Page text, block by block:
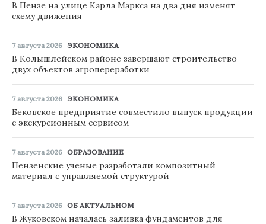
В Пензе на улице Карла Маркса на два дня изменят
схему движения
7 августа 2026 ЭКОНОМИКА
В Колышлейском районе завершают строительство
двух объектов агропереработки
7 августа 2026 ЭКОНОМИКА
Бековское предприятие совместило выпуск продукции
с экскурсионным сервисом
7 августа 2026 ОБРАЗОВАНИЕ
Пензенские ученые разработали композитный
материал с управляемой структурой
7 августа 2026 ОБ АКТУАЛЬНОМ
В Жуковском началась заливка фундаментов для